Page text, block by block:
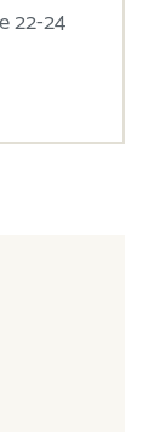
22-24